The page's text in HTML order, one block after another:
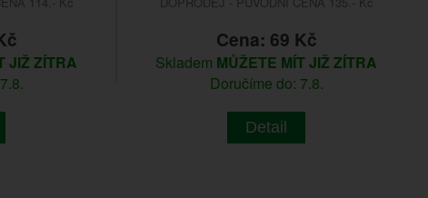
JIŽ ZÍTRA
Cena: 69 Kč
Skladem MŮŽETE MÍT JIŽ ZÍTRA
Doručíme do: 7.8.
Detail